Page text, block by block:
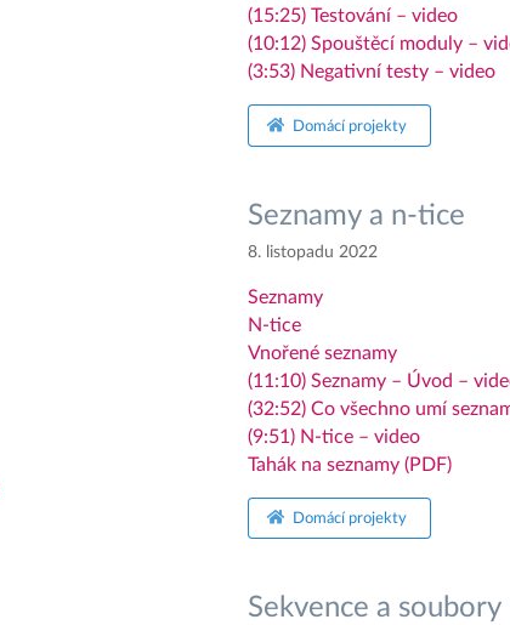
(15:25) Testování – video
(10:12) Spouštěcí moduly –
(3:53) Negativní testy – video
Domácí projekty
Seznamy a n-tice
8. listopadu 2022
Seznamy
N-tice
Vnořené seznamy
(11:10) Seznamy – Úvod –
(32:52) Co všechno umí
(9:51) N-tice – video
Tahák na seznamy (PDF)
Domácí projekty
Sekvence a soubory